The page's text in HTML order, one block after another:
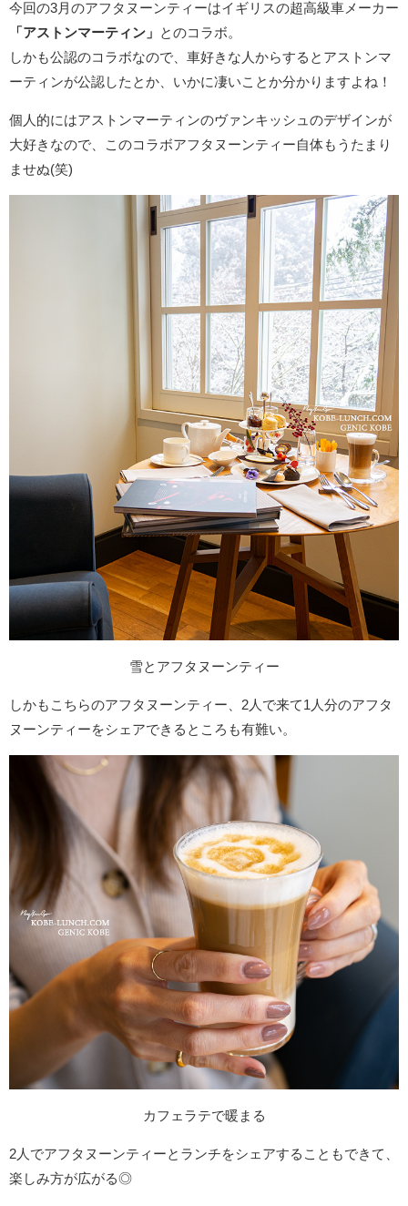
今回の3月のアフタヌーンティーはイギリスの超高級車メーカー
「アストンマーティン」
とのコラボ。
しかも公認のコラボなので、車好きな人からするとアストンマ
ーティンが公認したとか、いかに凄いことか分かりますよね！
個人的にはアストンマーティンのヴァンキッシュのデザインが
大好きなので、このコラボアフタヌーンティー自体もうたまり
ませぬ(笑)
雪とアフタヌーンティー
しかもこちらのアフタヌーンティー、2人で来て1人分のアフタ
ヌーンティーをシェアできるところも有難い。
カフェラテで暖まる
2人でアフタヌーンティーとランチをシェアすることもできて、
楽しみ方が広がる◎